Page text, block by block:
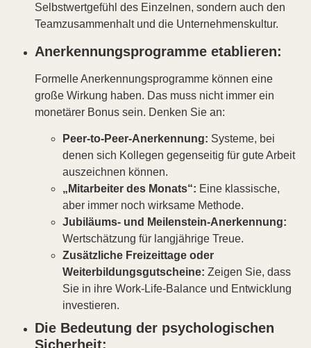
Selbstwertgefühl des Einzelnen, sondern auch den
Teamzusammenhalt und die Unternehmenskultur.
Anerkennungsprogramme etablieren:
Formelle Anerkennungsprogramme können eine
große Wirkung haben. Das muss nicht immer ein
monetärer Bonus sein. Denken Sie an:
Peer-to-Peer-Anerkennung: Systeme, bei
denen sich Kollegen gegenseitig für gute Arbeit
auszeichnen können.
„Mitarbeiter des Monats“: Eine klassische,
aber immer noch wirksame Methode.
Jubiläums- und Meilenstein-Anerkennung:
Wertschätzung für langjährige Treue.
Zusätzliche Freizeittage oder
Weiterbildungsgutscheine: Zeigen Sie, dass
Sie in ihre Work-Life-Balance und Entwicklung
investieren.
Die Bedeutung der psychologischen
Sicherheit: